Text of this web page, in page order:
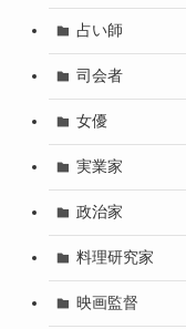
占い師
司会者
女優
実業家
政治家
料理研究家
映画監督